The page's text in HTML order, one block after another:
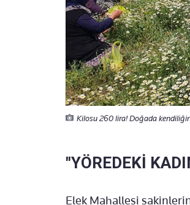
Kilosu 260 lira! Doğada
"YÖREDEKİ
Elek Mahallesi